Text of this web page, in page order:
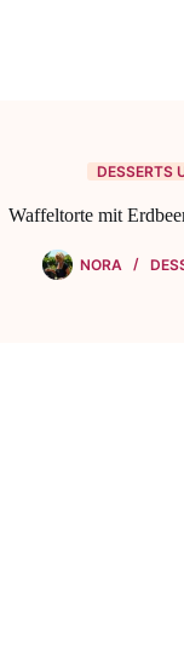
DESSERTS
Waffeltorte mit
NORA